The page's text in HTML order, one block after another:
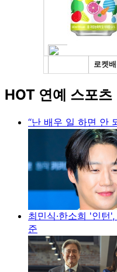
HOT 연예 스포츠
“난 배우 일 하면 안
최민식·한소희 '인
준